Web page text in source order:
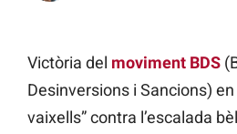
Victòria del moviment BDS
Desinversions i Sancions)
vaixells” contra l’escalada